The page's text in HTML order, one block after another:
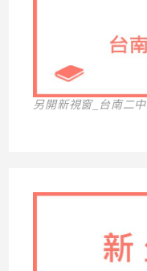
另開新視窗_台南二